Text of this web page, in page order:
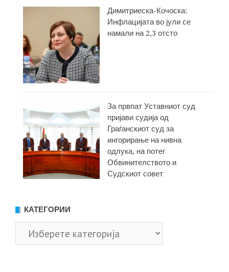
Димитриеска-Кочоска:
Инфлацијата во јули се
намали на 2,3 отсто
За првпат Уставниот суд
пријави судија од
Граѓанскиот суд за
ингорирање на нивна
одлука, на потег
Обвинителството и
Судскиот совет
КАТЕГОРИИ
Категории